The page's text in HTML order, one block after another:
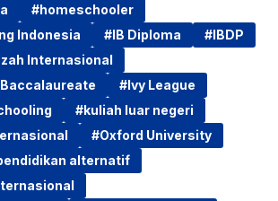
r
a
m
homeschooler
Indonesia
IB Diploma
IBDP
Internasional
Ivy League
kuliah luar negeri
Oxford University
alternatif